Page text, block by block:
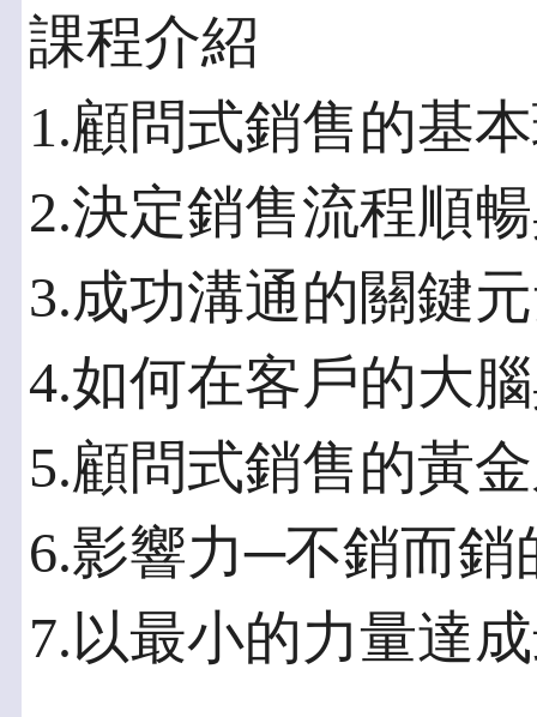
課程介紹
1.顧問式銷售的基
2.決定銷售流程順
3.成功溝通的關鍵
4.如何在客戶的大
5.顧問式銷售的黃
6.影響力─不銷而銷
7.以最小的力量達